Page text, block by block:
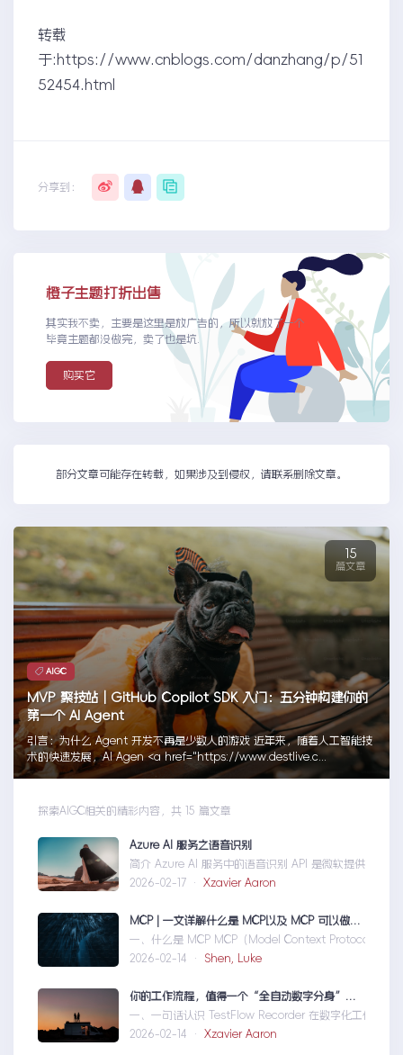
转载
于:https://www.cnblogs.com/danzhang/p/51
52454.html
分享到：
橙子主题打折出售
其实我不卖，主要是这里是放广告的，所以就放了一个
毕竟主题都没做完，卖了也是坑.
购买它
部分文章可能存在转载，如果涉及到侵权，请联系删除文章。
AIGC
MVP 聚技站｜GitHub Copilot SDK 入门：五分钟构建你的
第一个 AI Agent
引言：为什么 Agent 开发不再是少数人的游戏 近年来，随着人工智能技
术的快速发展，AI Agen <a href="https://www.destlive.c...
15
篇文章
探索AIGC相关的精彩内容，共 15 篇文章
Azure AI 服务之语音识别
简介 Azure AI 服务中的语音识别 API 是微软提供的一
2026-02-17 · Xzavier Aaron
MCP | 一文详解什么是 MCP以及 MCP 可以做什么
一、什么是 MCP MCP（Model Context Protocol）是
2026-02-14 · Shen, Luke
你的工作流程，值得一个“全自动数字分身”：录制、截图、成文，一气呵成
一、一句话认识 TestFlow Recorder 在数字化工作环境
2026-02-14 · Xzavier Aaron